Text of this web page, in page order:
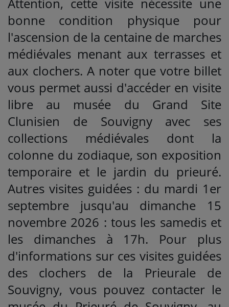
bonne condition physique pour
l'ascension de la centaine de marches
médiévales menant aux terrasses et
aux clochers. A noter que votre billet
vous permet aussi d'accéder en visite
libre au musée du Grand Site
Clunisien de Souvigny avec ses
collections médiévales dont la
colonne du zodiaque, son exposition
temporaire et le jardin du prieuré.
Autres visites guidées : du mardi 1er
septembre jusqu'au dimanche 15
novembre 2026 : tous les samedis et
les dimanches à 17h. Pour plus
d'informations sur ces visites guidées
des clochers de la Prieurale de
Souvigny, vous pouvez contacter le